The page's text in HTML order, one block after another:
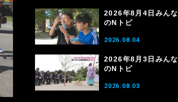
2026年8月4日みんな
のNトピ
2026.08.04
2026年8月3日みんな
のNトピ
2026.08.03